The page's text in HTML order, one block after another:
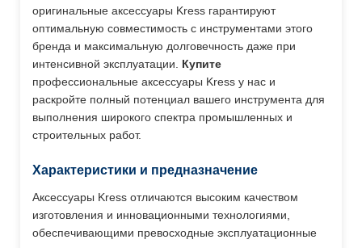
оригинальные аксессуары Kress гарантируют
оптимальную совместимость с инструментами этого
бренда и максимальную долговечность даже при
интенсивной эксплуатации. Купите
профессиональные аксессуары Kress у нас и
раскройте полный потенциал вашего инструмента для
выполнения широкого спектра промышленных и
строительных работ.
Характеристики и предназначение
Аксессуары Kress отличаются высоким качеством
изготовления и инновационными технологиями,
обеспечивающими превосходные эксплуатационные